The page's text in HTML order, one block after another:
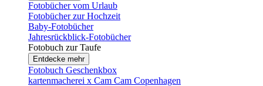
Fotobücher vom Urlaub
Fotobücher zur Hochzeit
Baby-Fotobücher
Jahresrückblick-Fotobücher
Fotobuch zur Taufe
Entdecke mehr
Fotobuch Geschenkbox
kartenmacherei x Cam Cam Copenhagen